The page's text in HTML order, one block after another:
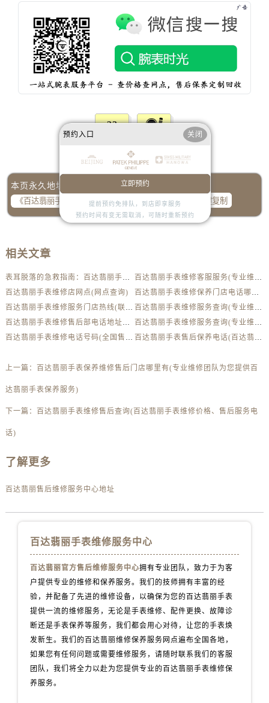
山西省运城市盐湖区河东街百达翡丽售后服务中心（需提前预约）
安徽省蚌埠市蚌山区淮河路百达翡丽售后服务中心（需提前预约）
安徽省六安市金安区解放中路百达翡丽售后服务中心（需提前预约）
安徽省芜湖市镜湖区中山路步行街百达翡丽售后服务中心（需提前预约）
安徽省宣城市宣州区叠嶂西路百达翡丽售后服务中心（需提前预约）
福建省龙岩市新罗区九一南路百达翡丽售后服务中心（需提前预约）
福建省南平市建阳区人民西路百达翡丽售后服务中心（需提前预约）
福建省莆田市城厢区霞林街道荔华东大道百达翡丽售后服务中心（需提前预约）
福建省漳州市龙文区步港路百达翡丽售后服务中心（需提前预约）
江苏省徐州市鼓楼区淮海东路29号苏宁广场IFC国际金融中心35层3508室百达翡丽售后服务中心（需提前预约）
江苏省扬州市邗江区国展路29号星耀天地写字楼1号楼18层1803室百达翡丽售后服务中心（需提前预约）
22
本页永久地址：
一键复制
相关文章
表耳脱落的急救指南：百达翡丽手表维修秘籍大揭秘
百达翡丽手表维修客服服务(专业维修)
百达翡丽手表维修店网点(网点查询)
百达翡丽手表维修保养门店电话哪里有(专业维修保养)
百达翡丽手表维修服务门店热线(联系方式)
百达翡丽手表维修服务查询(专业维修技术)
百达翡丽手表维修售后部电话地址哪里有(联系方式)
百达翡丽手表维修服务查询(专业维修技术)
百达翡丽手表维修电话号码(全国售后服务热线)
百达翡丽手表售后保养电话(百达翡丽手表维修服务专线)
上一篇： 百达翡丽手表保养维修售后门店哪里有(专业维修团队为您提供百
达翡丽手表保养服务)
下一篇： 百达翡丽手表维修售后查询(百达翡丽手表维修价格、售后服务电
话)
了解更多
百达翡丽售后维修服务中心地址
百达翡丽手表维修服务中心
百达翡丽官方售后维修服务中心拥有专业团队，致力于为客
户提供专业的维修和保养服务。我们的技师拥有丰富的经
验，并配备了先进的维修设备，以确保为您的百达翡丽手表
提供一流的维修服务，无论是手表维修、配件更换、故障诊
断还是手表保养等服务，我们都会用心对待，让您的手表焕
发新生。我们的百达翡丽维修保养服务网点遍布全国各地，
如果您有任何问题或需要维修服务，请随时联系我们的客服
团队，我们将全力以赴为您提供专业的百达翡丽手表维修保
养服务。
预约入口 关闭
立即预约
提前预约免排队，到店即享服务
预约时间有变无需取消，可随时重新预约